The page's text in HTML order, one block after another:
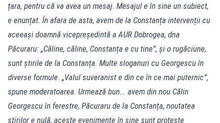
țara, pentru că va avea un mesaj. Mesajul e în sine un subiect,
e enunțat. În afara de asta, avem de la Constanța intervenții cu
aceeași doamnă vicepreședintă a AUR Dobrogea, dna
Păcuraru: „Căline, căline, Constanța e cu tine”, și o rugăciune,
sunt știrile de la Constanța. Multe sloganuri cu Georgescu în
diverse formule. „Valul suveranist e din ce în ce mai puternic”,
spune moderatoarea. Urmează bun... avem din nou Călin
Georgescu în ferestre, Păcuraru de la Constanța, noutatea
știrilor e nulă, aceste evenimente în sine sunt proteste